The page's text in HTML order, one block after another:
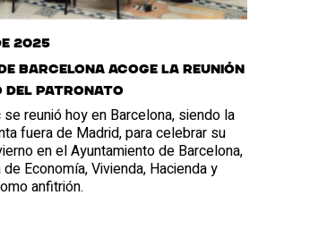
2025
Barcelona acoge la reunión
del Patronato
reunió hoy en Barcelona, siendo la
fuera de Madrid, para celebrar su
en el Ayuntamiento de Barcelona,
Economía, Vivienda, Hacienda y
anfitrión.